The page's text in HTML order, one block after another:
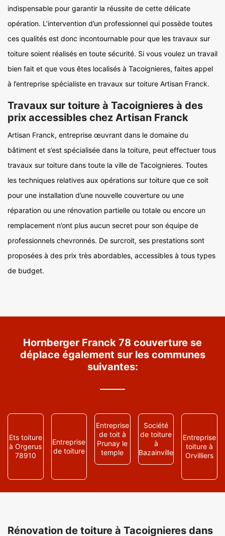
indispensable pour garantir la réussite de cette délicate
opération. L’intervention d’un professionnel qui possède toutes
ces qualités est donc incontournable pour que les travaux sur
toiture soient réalisés en toute sécurité. Si vous voulez un travail
bien fait et que vous êtes localisés à Tacoignieres, faites appel
à l’entreprise spécialiste en travaux sur toiture Artisan Franck.
Travaux sur toiture à Tacoignieres à des
prix accessibles chez Artisan Franck
Artisan Franck, entreprise œuvrant dans le domaine du
bâtiment et s’est spécialisée dans la toiture, peut effectuer tous
travaux sur toiture dans toute la ville de Tacoignieres. Toutes
les techniques relatives aux opérations sur toiture que ce soit
pour une installation d’une nouvelle couverture ou une
réparation ou une rénovation partielle ou totale ou encore un
remplacement n’ont plus aucun secret pour son équipe de
professionnels chevronnés. De surcroit, ses prestations sont
proposées à des prix très abordables, accessibles à tous types
de budget.
Hornberger Franck 78 couverture se
déplace également sur les communes
suivantes:
Ets toiture
à Orgerus
78910
Entreprise
de toiture
Entreprise
de toit à
Prunay le
temple
Société
de toiture
à
Bazainville
Entreprise
toiture à
Orvilliers
Rénovation de toiture à Tacoignieres dans